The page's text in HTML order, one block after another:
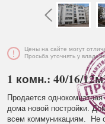
Цены на сайте могут
Просьба уточнять у
1 комн.: 40/16/
Продается
дома новой постройки.
всем коммуникациям. Не